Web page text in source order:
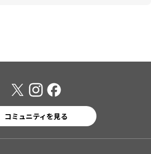
コミュニティを見る